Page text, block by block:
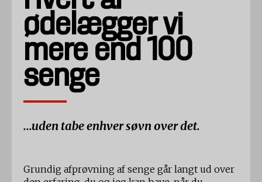
ødelægger vi
mere end 100
senge
...uden tabe enhver søvn over det.
Grundig afprøvning af senge går langt ud over